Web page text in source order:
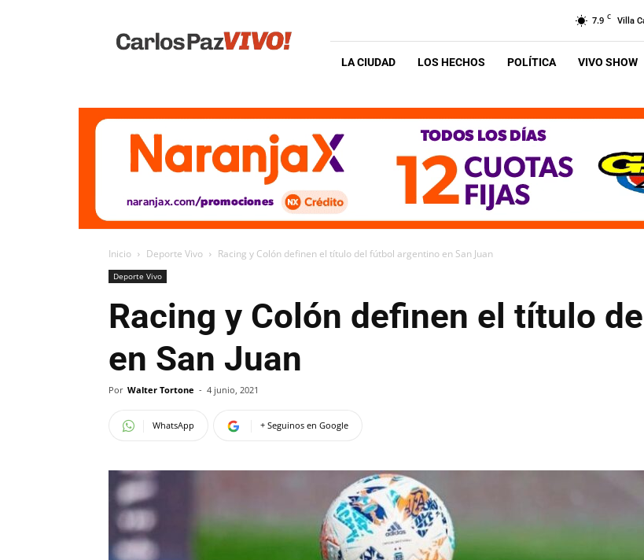
Vivo
7.9 C Villa
LA CIUDAD LOS HECHOS POLÍTICA VIVO SHOW
Inicio Deporte Vivo Racing y Colón definen el título del fútbol argentino en San Juan
Deporte Vivo
Racing y Colón definen el título
en San Juan
Por Walter Tortone - 4 junio, 2021
WhatsApp + Seguinos en Google